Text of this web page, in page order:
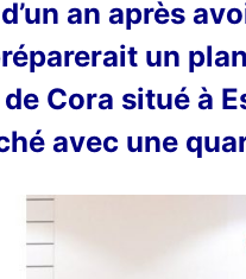
an après
un
Cora situé à
avec une